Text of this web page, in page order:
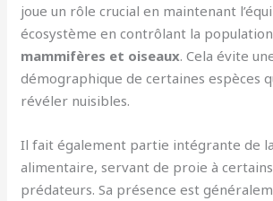
joue un rôle crucial en maintenant
écosystème en contrôlant la
mammifères et oiseaux. Cela évite
démographique de certaines espèces
révéler nuisibles.
Il fait également partie intégrante de
alimentaire, servant de proie à
prédateurs. Sa présence est